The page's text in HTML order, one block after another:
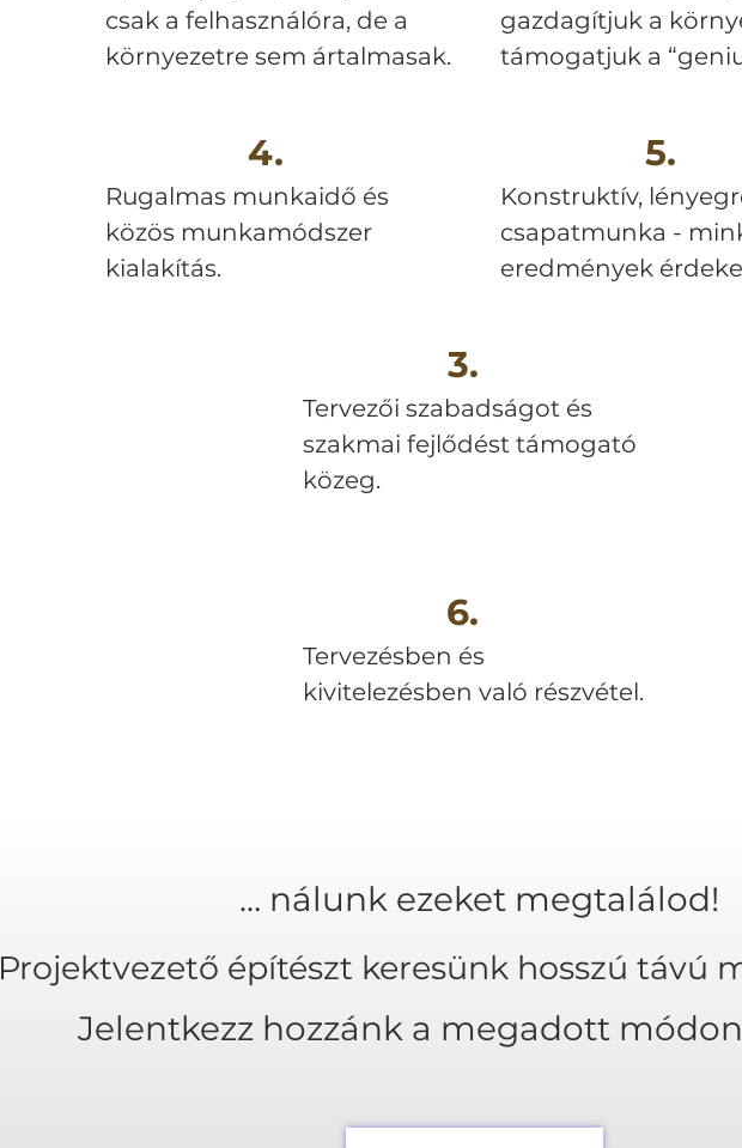
csak a felhasználóra, de a
környezetre sem ártalmasak.
4.
Rugalmas munkaidő és
közös munkamódszer
kialakítás.
gazdagítjuk a
támogatjuk a
5.
Konstruktív,
csapatmunka -
eredmények
3.
Tervezői szabadságot és
szakmai fejlődést támogató
közeg.
6.
Tervezésben és
kivitelezésben való részvétel.
… nálunk ezeket megtalálod!
Projektvezető építészt keresünk hosszú távú
Jelentkezz hozzánk a megadott